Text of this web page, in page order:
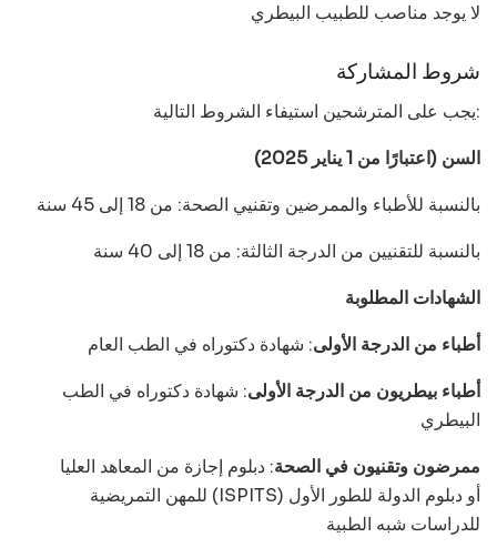
لا يوجد مناصب للطبيب البيطري
شروط المشاركة
يجب على المترشحين استيفاء الشروط التالية:
السن (اعتبارًا من 1 يناير 2025)
بالنسبة للأطباء والممرضين وتقنيي الصحة: من 18 إلى 45 سنة
بالنسبة للتقنيين من الدرجة الثالثة: من 18 إلى 40 سنة
الشهادات المطلوبة
أطباء من الدرجة الأولى: شهادة دكتوراه في الطب العام
أطباء بيطريون من الدرجة الأولى: شهادة دكتوراه في الطب
البيطري
ممرضون وتقنيون في الصحة: دبلوم إجازة من المعاهد العليا
للمهن التمريضية (ISPITS) أو دبلوم الدولة للطور الأول
للدراسات شبه الطبية